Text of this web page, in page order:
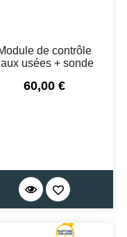
de contrôle
usées + sonde
Prix
60,00 €